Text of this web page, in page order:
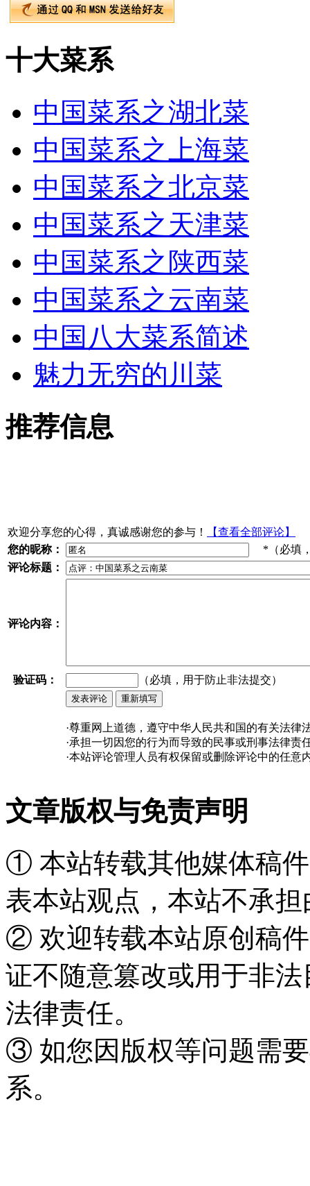
十大菜系
中国菜系之湖北菜
中国菜系之上海菜
中国菜系之北京菜
中国菜系之天津菜
中国菜系之陕西菜
中国菜系之云南菜
中国八大菜系简述
魅力无穷的川菜
推荐信息
欢迎分享您的心得，真诚感谢您的参与！
【查看全部评论】
您的昵称：
*（必填
评论标题：
评论内容：
验证码： （必填，用于防止非法提交）
·尊重网上道德，遵守中华人民共和国的有关法律
·承担一切因您的行为而导致的民事或刑事法律责
·本站评论管理人员有权保留或删除评论中的任意
文章版权与免责声明
① 本站转载其他媒体稿
表本站观点，本站不承
② 欢迎转载本站原创稿
证不随意篡改或用于非
法律责任。
③ 如您因版权等问题需
系。